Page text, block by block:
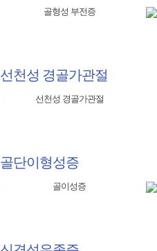
선천성 경골가관절
골단이형성증